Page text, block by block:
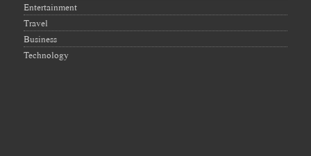
Entertainment
Travel
Business
Technology